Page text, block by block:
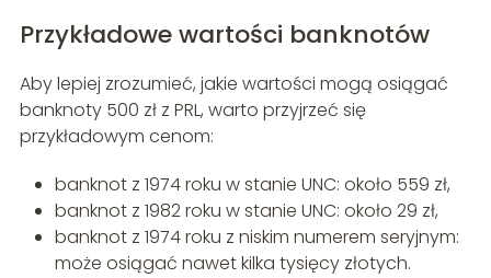
Przykładowe wartości banknotów
Aby lepiej zrozumieć, jakie wartości mogą osiągać
banknoty 500 zł z PRL, warto przyjrzeć się
przykładowym cenom:
banknot z 1974 roku w stanie UNC: około 559 zł,
banknot z 1982 roku w stanie UNC: około 29 zł,
banknot z 1974 roku z niskim numerem seryjnym:
może osiągać nawet kilka tysięcy złotych.